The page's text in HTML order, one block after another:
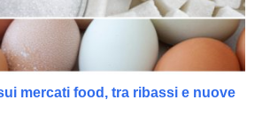
mercati food, tra ribassi e nuove